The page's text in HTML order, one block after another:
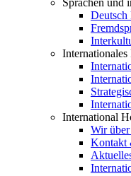
Sprachen und
Deutsch
Internationales
International
Wir
Kontakt